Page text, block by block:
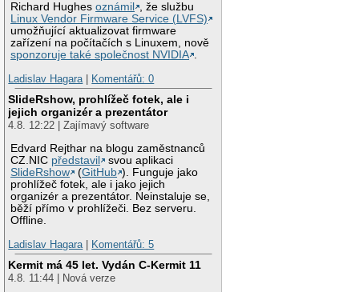
Richard Hughesoznámil
, že službu
Linux Vendor Firmware Service (LVFS)
umožňující aktualizovat firmware
zařízení na počítačích s Linuxem, nově
sponzoruje také společnost NVIDIA .
Ladislav Hagara | Komentářů: 0
SlideRshow, prohlížeč fotek, ale i
jejich organizér a prezentátor
4.8. 12:22 | Zajímavý software
Edvard Rejthar na blogu zaměstnanců
CZ.NIC představil
svou aplikaci
SlideRshow
(GitHub ). Funguje jako
prohlížeč fotek, ale i jako jejich
organizér a prezentátor. Neinstaluje se,
běží přímo v prohlížeči. Bez serveru.
Offline.
Ladislav Hagara | Komentářů: 5
Kermit má 45 let. Vydán C-Kermit 11
4.8. 11:44 | Nová verze